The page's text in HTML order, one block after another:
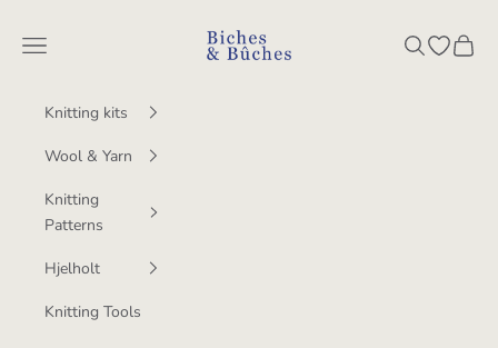
BichesetBuches
Navigation menu SearchOpen
Cart
Knitting kits
Wool & Yarn
Knitting
Patterns
Hjelholt
Knitting Tools